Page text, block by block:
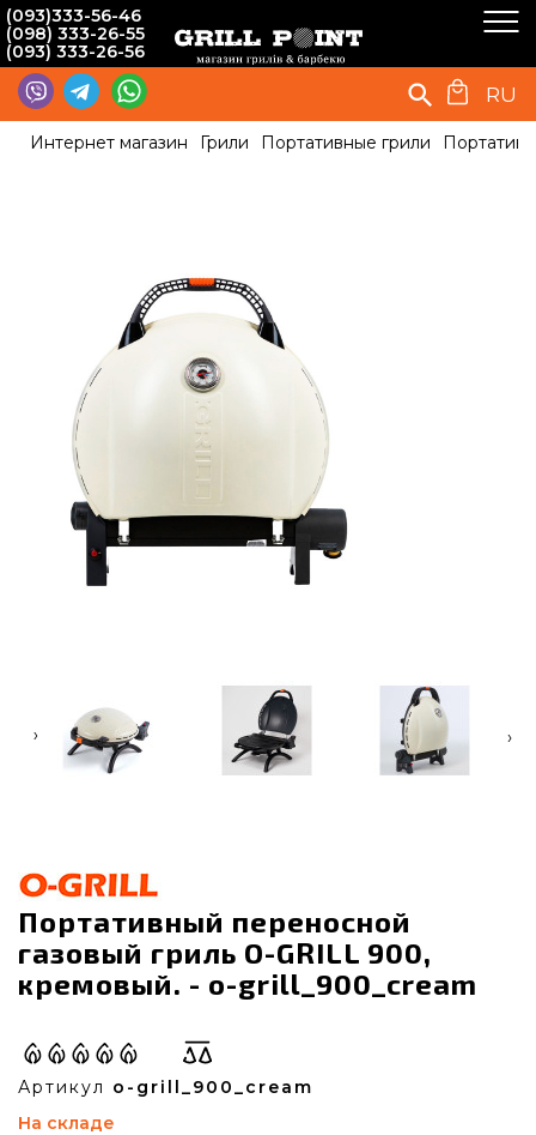
(093)333-56-46
(098) 333-26-55
(093) 333-26-56
RU
Интернет магазин Грили Портативные грили
‹ ›
Портативный переносной
газовый гриль O-GRILL 900,
кремовый. - o-grill_900_cream
Артикул o-grill_900_cream
На складе